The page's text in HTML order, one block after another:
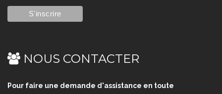
NOUS CONTACTER
Pour faire une demande d'assistance en toute